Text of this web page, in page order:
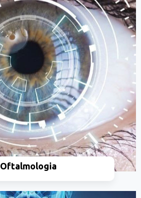
Oftalmologia